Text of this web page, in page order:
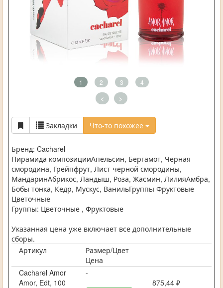
1 2 3 4
< >
Закладки Что-то похожее
Бренд: Cacharel
Пирамида композицииАпельсин, Бергамот, Черная
смородина, Грейпфрут, Лист черной смородины,
МандаринАбрикос, Ландыш, Роза, Жасмин, ЛилияАмбра,
Бобы тонка, Кедр, Мускус, ВанильГруппы Фруктовые
Цветочные
Группы: Цветочные , Фруктовые
Указанная цена уже включает все дополнительные
сборы.
Артикул
Размер/Цвет
Цена
Cacharel Amor
Amor, Edt, 100
-
875,44 ₽